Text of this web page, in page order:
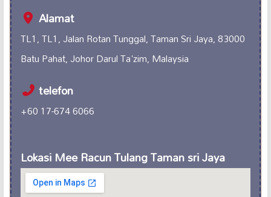
Alamat
TL1, TL1, Jalan Rotan Tunggal, Taman Sri Jaya, 83000
Batu Pahat, Johor Darul Ta'zim, Malaysia
telefon
+60 17-674 6066
Lokasi Mee Racun Tulang Taman sri Jaya